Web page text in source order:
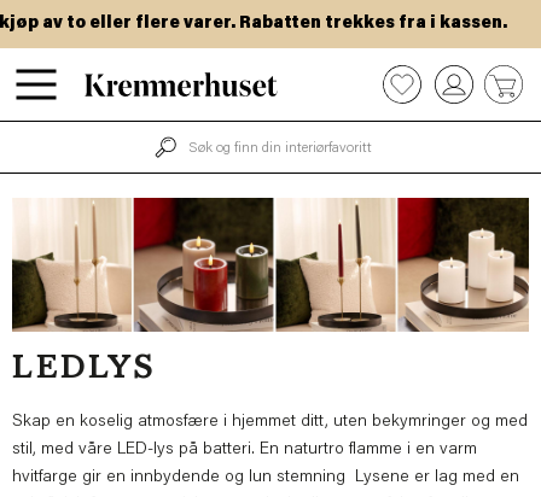
Hopp
til
hovedinnhold
av to eller flere varer. Rabatten trekkes fra i kassen.
0
LEDLYS
Skap en koselig atmosfære i hjemmet ditt, uten bekymringer og med
stil, med våre LED-lys på batteri. En naturtro flamme i en varm
hvitfarge gir en innbydende og lun stemning Lysene er lag med en